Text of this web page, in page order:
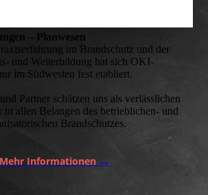
– Planwesen
im Brandschutz und der
und Weiterbildung hat sich OKI-
im Südwesten fest etabliert.
Partner schätzen uns als verlässlichen
in allen Belangen des betrieblichen- und
Brandschutzes.
Mehr Informationen →